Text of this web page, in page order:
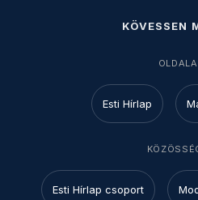
KÖVESSEN
Esti Hírlap
Esti Hírlap csoport